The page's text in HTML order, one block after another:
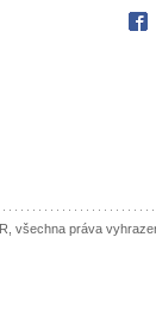
všechna práva